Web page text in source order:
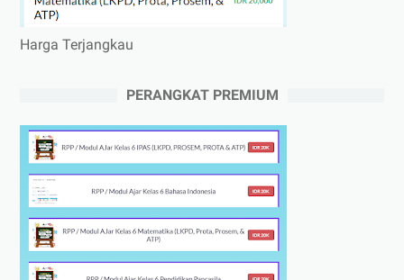
Harga Terjangkau
PERANGKAT PREMIUM